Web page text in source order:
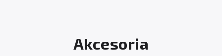
Akcesoria